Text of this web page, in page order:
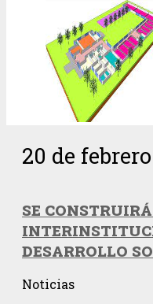
20 de
SE
DESARROLLO
Noticias